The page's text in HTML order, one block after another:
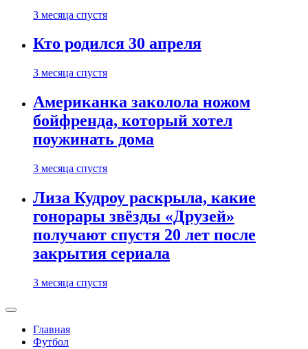
3 месяца спустя
Кто родился 30 апреля
3 месяца спустя
Американка заколола ножом
бойфренда, который хотел
поужинать дома
3 месяца спустя
Лиза Кудроу раскрыла, какие
гонорары звёзды «Друзей»
получают спустя 20 лет после
закрытия сериала
3 месяца спустя
Главная
Футбол